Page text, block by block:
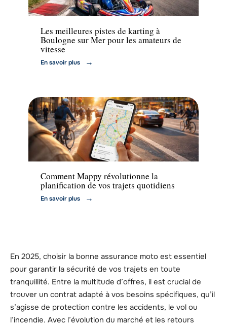
Actu
Les meilleures pistes de karting à
Boulogne sur Mer pour les amateurs de
vitesse
En savoir plus
Actu
Comment Mappy révolutionne la
planification de vos trajets quotidiens
En savoir plus
En 2025, choisir la bonne assurance moto est essentiel
pour garantir la sécurité de vos trajets en toute
tranquillité. Entre la multitude d’offres, il est crucial de
trouver un contrat adapté à vos besoins spécifiques, qu’il
s’agisse de protection contre les accidents, le vol ou
l’incendie. Avec l’évolution du marché et les retours